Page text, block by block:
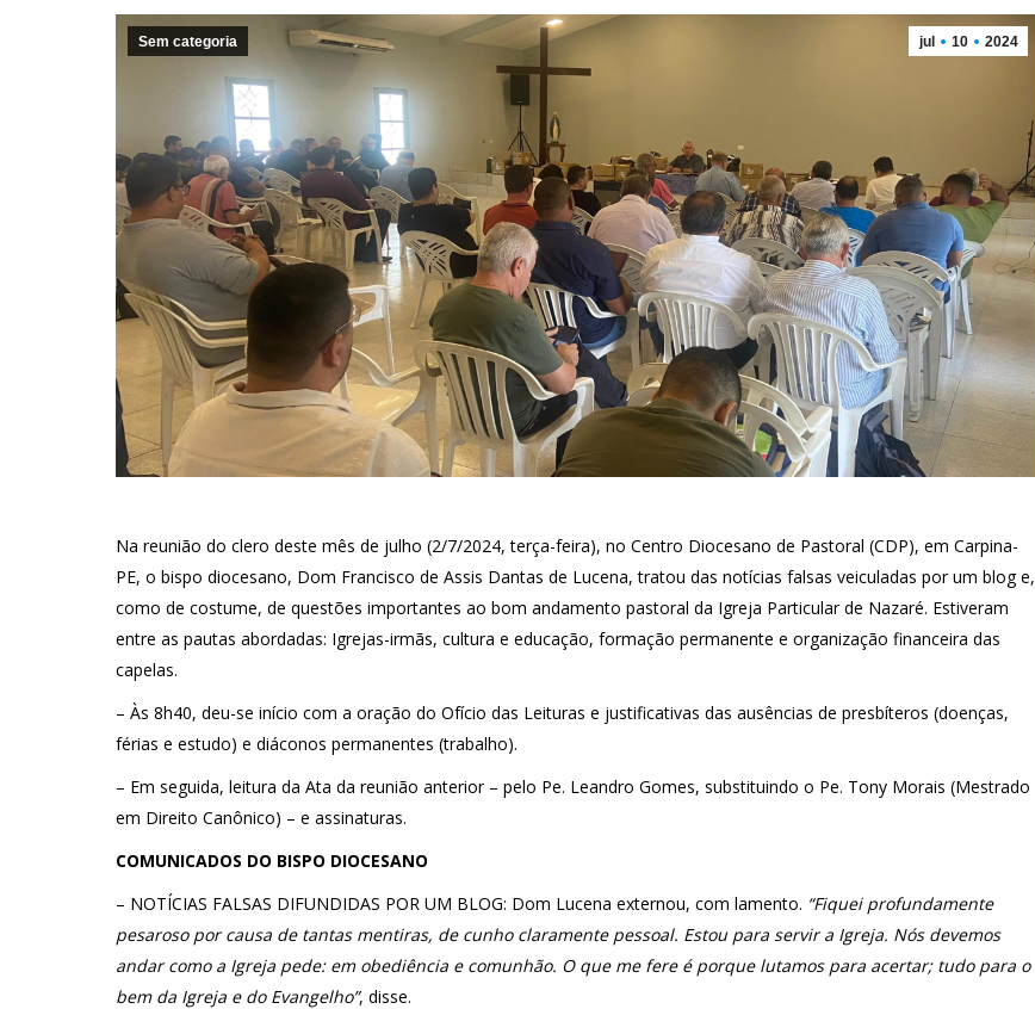
jul 10 2024
Sem categoria
Na reunião do clero deste mês de julho (2/7/2024, terça-feira), no Centro Diocesano de Pastoral (CDP), em Carpina-
PE, o bispo diocesano, Dom Francisco de Assis Dantas de Lucena, tratou das notícias falsas veiculadas por um blog e,
como de costume, de questões importantes ao bom andamento pastoral da Igreja Particular de Nazaré. Estiveram
entre as pautas abordadas: Igrejas-irmãs, cultura e educação, formação permanente e organização financeira das
capelas.
– Às 8h40, deu-se início com a oração do Ofício das Leituras e justificativas das ausências de presbíteros (doenças,
férias e estudo) e diáconos permanentes (trabalho).
– Em seguida, leitura da Ata da reunião anterior – pelo Pe. Leandro Gomes, substituindo o Pe. Tony Morais (Mestrado
em Direito Canônico) – e assinaturas.
COMUNICADOS DO BISPO DIOCESANO
– NOTÍCIAS FALSAS DIFUNDIDAS POR UM BLOG: Dom Lucena externou, com lamento. “Fiquei profundamente
pesaroso por causa de tantas mentiras, de cunho claramente pessoal. Estou para servir a Igreja. Nós devemos
andar como a Igreja pede: em obediência e comunhão. O que me fere é porque lutamos para acertar; tudo para o
bem da Igreja e do Evangelho”, disse.